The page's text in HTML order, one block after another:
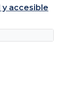
y accesible